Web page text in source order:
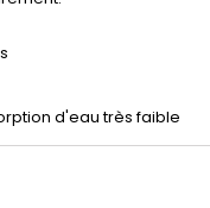
d'eau très faible